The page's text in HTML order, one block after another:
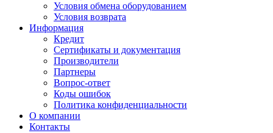
Условия обмена оборудованием
Условия возврата
Информация
Кредит
Сертификаты и документация
Производители
Партнеры
Вопрос-ответ
Коды ошибок
Политика конфиденциальности
О компании
Контакты